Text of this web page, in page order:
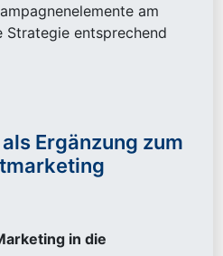
am
entsprechend
Ergänzung zum
in die